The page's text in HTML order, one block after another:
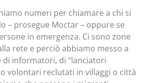
numeri per chiamare a chi si
– prosegue Moctar – oppure se
in emergenza. Ci sono zone
rete e perciò abbiamo messo a
informatori, di “lanciatori
volontari reclutati in villaggi o città